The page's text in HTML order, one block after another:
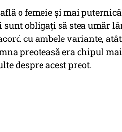
o femeie și mai
obligați să stea umăr
cu ambele variante,
preoteasă era chipul mai
despre acest preot.